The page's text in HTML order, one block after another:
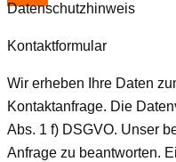
Datenschutzhinweis
Kontaktformular
Wir erheben Ihre Daten
Kontaktanfrage. Die
Abs. 1 f) DSGVO. Unser
Anfrage zu beantworten.